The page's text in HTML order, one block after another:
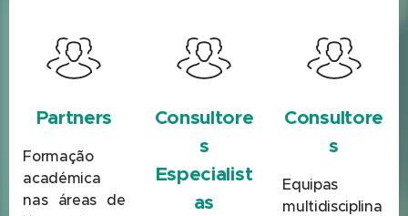
Partners
Formação
académica
nas áreas de
Consultore
s
Especialist
as
Consultore
s
Equipas
multidisciplina